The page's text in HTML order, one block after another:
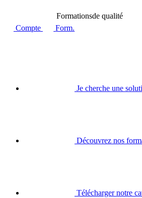
Formationsde qualité
Compte
Form.
Je cherche une
Découvrez nos
Télécharger notre